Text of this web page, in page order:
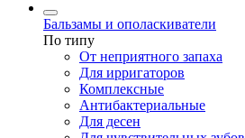
Бальзамы и ополаскиватели
По типу
От неприятного запаха
Для ирригаторов
Комплексные
Антибактериальные
Для десен